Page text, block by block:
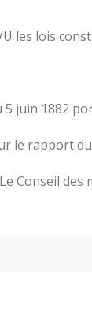
les lois
5 juin 1882
le rapport du
Le Conseil des